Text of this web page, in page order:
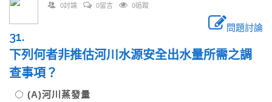
0討論 0留言 0追蹤
問題討論
31.
下列何者非推估河川水源安全出水量所需之調
查事項？
(A)河川蒸發量